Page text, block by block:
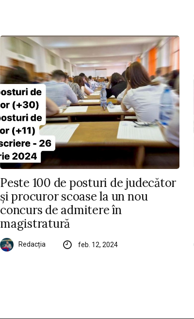
Peste 100 de posturi de judecător
și procuror scoase la un nou
concurs de admitere în
magistratură
Redacția feb. 12, 2024